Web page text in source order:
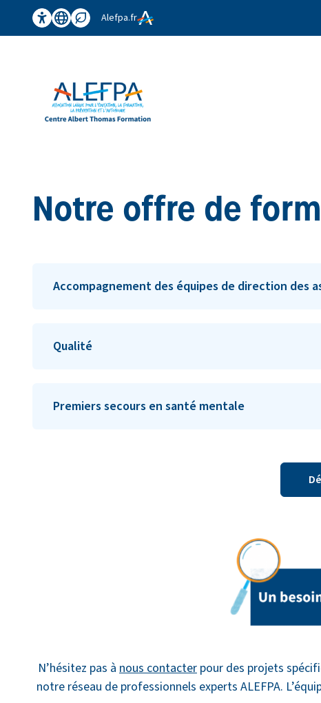
Aller au contenu principal
Accessibilité
Traduction
Affichage éco
Alefpa.fr
Notre offre de
Accompagnement des équipes de direction des
Qualité
Premiers secours en santé mentale
N’hésitez pas à nous contacterpour des projets
notre réseau de professionnels experts ALEFPA.
Panneau de gestion des cookies